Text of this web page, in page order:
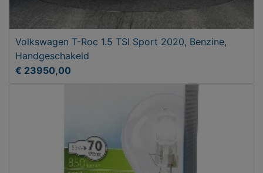
Volkswagen T-Roc 1.5 TSI Sport 2020, Benzine,
Handgeschakeld
€ 23950,00